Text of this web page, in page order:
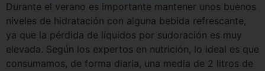
Durante el verano es importante mantener unos buenos
niveles de hidratación con alguna bebida refrescante,
ya que la pérdida de líquidos por sudoración es muy
elevada. Según los expertos en nutrición, lo ideal es que
consumamos, de forma diaria, una media de 2 litros de